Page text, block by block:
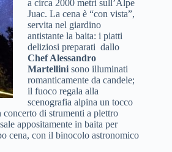
a circa 2000 metri sull’Alpe
Juac. La cena è “con vista”,
servita nel giardino
antistante la baita: i piatti
deliziosi preparati dallo
Chef Alessandro
Martellini sono illuminati
romanticamente da candele;
il fuoco regala alla
scenografia alpina un tocco
di strumenti a plettro
appositamente in baita per
cena, con il binocolo astronomico